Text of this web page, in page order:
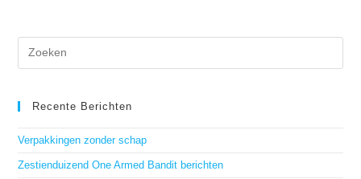
Recente Berichten
Verpakkingen zonder schap
Zestienduizend One Armed Bandit berichten